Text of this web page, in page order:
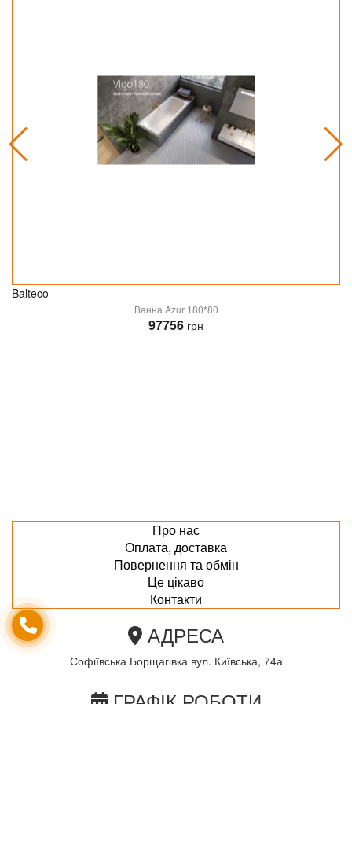
Balteco
Ванна Azur 180*80
97756 грн
Про нас
Оплата, доставка
Повернення та обмін
Це цікаво
Контакти
АДРЕСА
Софіївська Борщагівка вул. Київська, 74а
ГРАФІК РОБОТИ